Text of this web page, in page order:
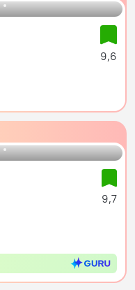
9,6
9,7